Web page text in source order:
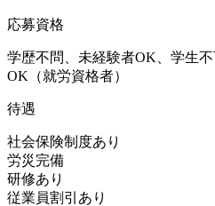
応募資格
学歴不問、未経験者OK、学生
OK（就労資格者）
待遇
社会保険制度あり
労災完備
研修あり
従業員割引あり